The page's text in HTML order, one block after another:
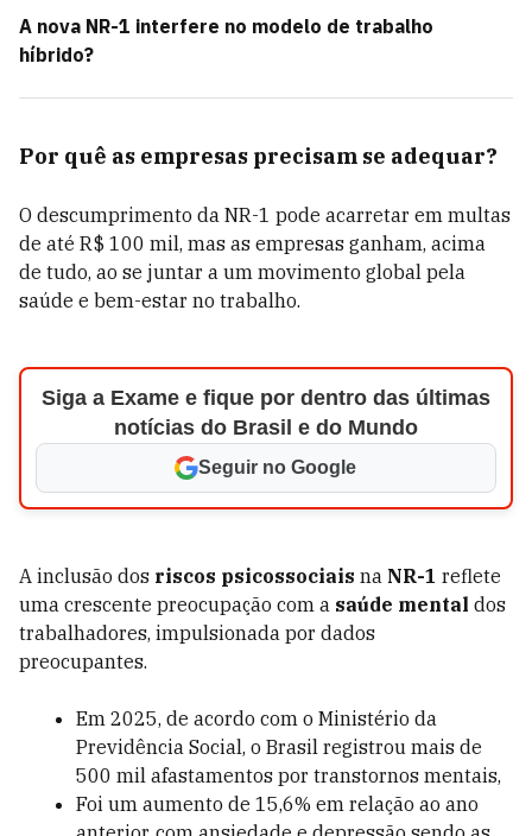
A nova NR-1 interfere no modelo de trabalho
híbrido?
Por quê as empresas precisam se adequar?
O descumprimento da NR-1 pode acarretar em multas
de até R$ 100 mil, mas as empresas ganham, acima
de tudo, ao se juntar a um movimento global pela
saúde e bem-estar no trabalho.
Siga a Exame e fique por dentro das últimas
notícias do Brasil e do Mundo
Seguir no Google
A inclusão dos riscos psicossociais na NR-1 reflete
uma crescente preocupação com a saúde mental dos
trabalhadores, impulsionada por dados
preocupantes.
Em 2025, de acordo com o Ministério da
Previdência Social, o Brasil registrou mais de
500 mil afastamentos por transtornos mentais,
Foi um aumento de 15,6% em relação ao ano